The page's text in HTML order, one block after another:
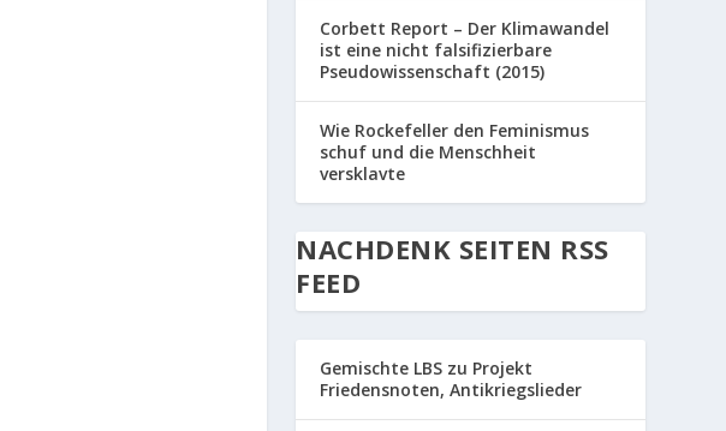
Corbett Report – Der Klimawandel
ist eine nicht falsifizierbare
Pseudowissenschaft (2015)
Wie Rockefeller den Feminismus
schuf und die Menschheit
versklavte
NACHDENK SEITEN RSS
FEED
Gemischte LBS zu Projekt
Friedensnoten, Antikriegslieder